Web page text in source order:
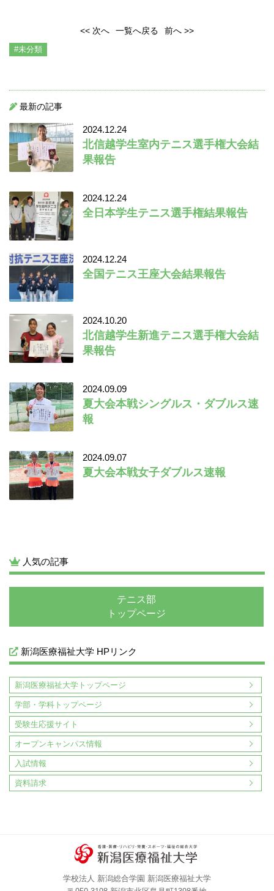
<< 次へ 一覧へ戻る 前へ >>
#未分類
最新の記事
2024.12.24
北信越学生室内テニス選手権大会結
果報告
2024.12.24
全日本学生テニス選手権結果報告
2024.12.24
全国テニス王座大会結果報告
2024.10.20
北信越学生新進テニス選手権大会結
果報告
2024.09.09
夏大会本戦シングルス・ダブルス速
報
2024.09.07
夏大会本戦女子ダブルス速報
人気の記事
テニス部
トップページ
新潟医療福祉大学 HPリンク
新潟医療福祉大学トップページ
学部・学科トップページ
受験生応援サイト
オープンキャンパス情報
入試情報
資料請求
学校法人 新潟総合学園 新潟医療福祉大学